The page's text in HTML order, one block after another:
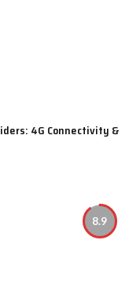
4G Connectivity &
8.9